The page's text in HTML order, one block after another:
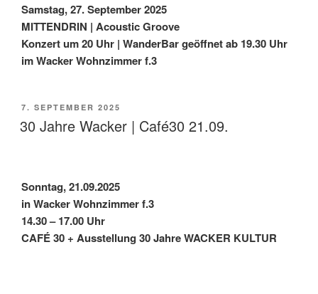
Samstag, 27. September 2025
MITTENDRIN | Acoustic Groove
Konzert um 20 Uhr | WanderBar geöffnet ab 19.30 Uhr
im Wacker Wohnzimmer f.3
VERÖFFENTLICHT
7. SEPTEMBER 2025
30 Jahre Wacker | Café30 21.09.
Sonntag, 21.09.2025
in Wacker Wohnzimmer f.3
14.30 – 17.00 Uhr
CAFÉ 30 + Ausstellung 30 Jahre WACKER KULTUR